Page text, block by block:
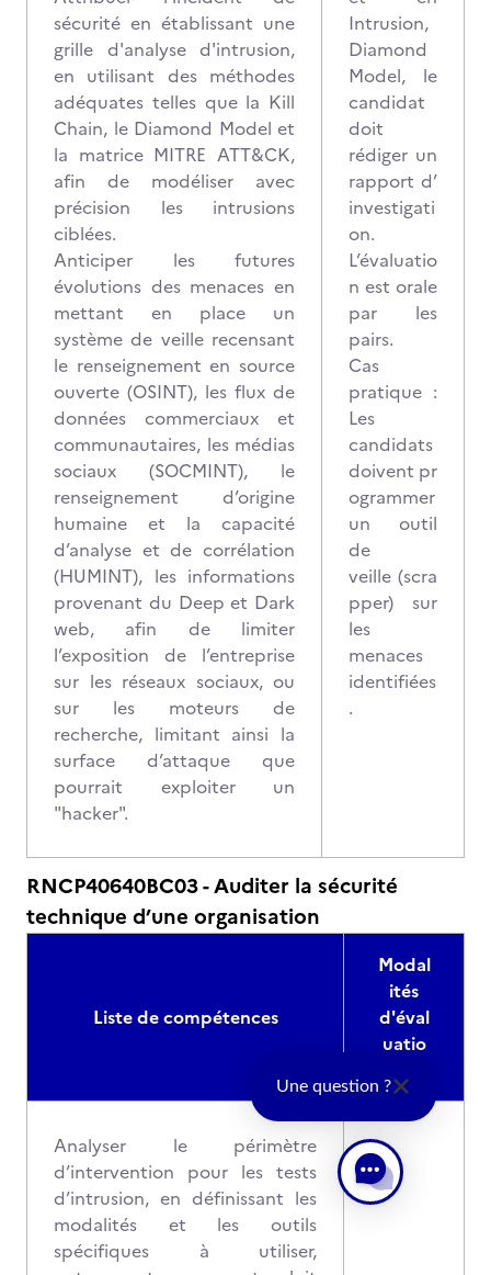
sécurité en établissant une
grille d'analyse d'intrusion,
en utilisant des méthodes
adéquates telles que la Kill
Chain, le Diamond Model et
la matrice MITRE ATT&CK,
afin de modéliser avec
précision les intrusions
ciblées.
Anticiper les futures
évolutions des menaces en
mettant en place un
système de veille recensant
le renseignement en source
ouverte (OSINT), les flux de
données commerciaux et
communautaires, les médias
sociaux (SOCMINT), le
renseignement d’origine
humaine et la capacité
d’analyse et de corrélation
(HUMINT), les informations
provenant du Deep et Dark
web, afin de limiter
l’exposition de l’entreprise
sur les réseaux sociaux, ou
sur les moteurs de
recherche, limitant ainsi la
surface d’attaque que
pourrait exploiter un
"hacker".
Intrusion,
Diamond
Model, le
candidat
doit
rédiger un
rapport d’
investigati
on.
L’évaluatio
n est orale
par les
pairs.
Cas
pratique :
Les
candidats
doivent pr
ogrammer
un outil
de
veille (scra
pper) sur
les
menaces
identifiées
.
RNCP40640BC03 - Auditer la sécurité
technique d’une organisation
Liste de compétences
Modal
ités
d'éval
uatio
Analyser le périmètre
d’intervention pour les tests
d’intrusion, en définissant les
modalités et les outils
spécifiques à utiliser,
Une question ?